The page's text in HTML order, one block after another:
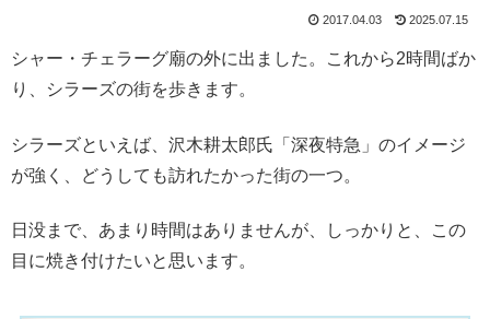
2017.04.03 2025.07.15
シャー・チェラーグ廟の外に出ました。これから2時間ばか
り、シラーズの街を歩きます。
シラーズといえば、沢木耕太郎氏「深夜特急」のイメージ
が強く、どうしても訪れたかった街の一つ。
日没まで、あまり時間はありませんが、しっかりと、この
目に焼き付けたいと思います。